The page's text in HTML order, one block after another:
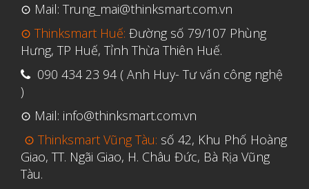
⊙ Mail: Trung_mai@thinksmart.com.vn
⊙ Thinksmart Huế: Đường số 79/107 Phùng
Hưng, TP Huế, Tỉnh Thừa Thiên Huế.
090 434 23 94 ( Anh Huy- Tư vấn công nghệ
)
⊙ Mail: info@thinksmart.com.vn
⊙ Thinksmart Vũng Tàu: số 42, Khu Phố Hoàng
Giao, TT. Ngãi Giao, H. Châu Đức, Bà Rịa Vũng
Tàu.